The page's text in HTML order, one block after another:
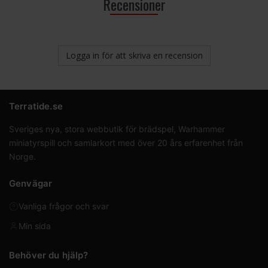
Recensioner
Logga in för att skriva en recension
Terratide.se
Sveriges nya, stora webbutik för brädspel, Warhammer
miniatyrspill och samlarkort med över 20 års erfarenhet från
Norge.
Genvägar
Vanliga frågor och svar
Min sida
Behöver du hjälp?